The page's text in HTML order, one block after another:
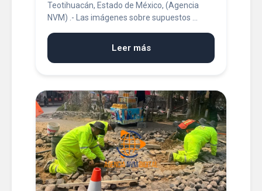
Teotihuacán, Estado de México, (Agencia
NVM) .- Las imágenes sobre supuestos ...
Leer más